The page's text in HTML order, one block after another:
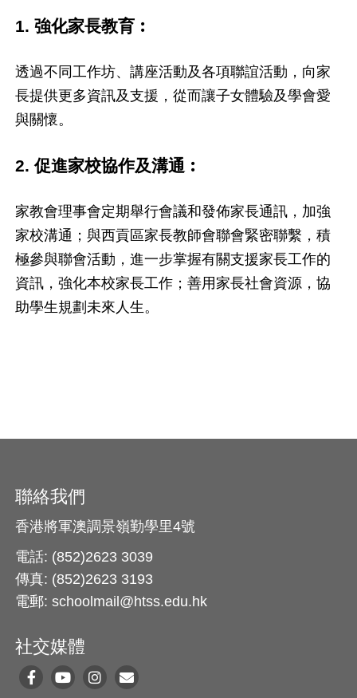
1. 強化家長教育︰
透過不同工作坊、講座活動及各項聯誼活動，向家
長提供更多資訊及支援，從而讓子女體驗及學會愛
與關懷。
2. 促進家校協作及溝通︰
家教會理事會定期舉行會議和發佈家長通訊，加強
家校溝通；與西貢區家長教師會聯會緊密聯繫，積
極參與聯會活動，進一步掌握有關支援家長工作的
資訊，強化本校家長工作；善用家長社會資源，協
助學生規劃未來人生。
聯絡我們
香港將軍澳調景嶺勤學里4號
電話: (852)2623 3039
傳真: (852)2623 3193
電郵: schoolmail@htss.edu.hk
社交媒體